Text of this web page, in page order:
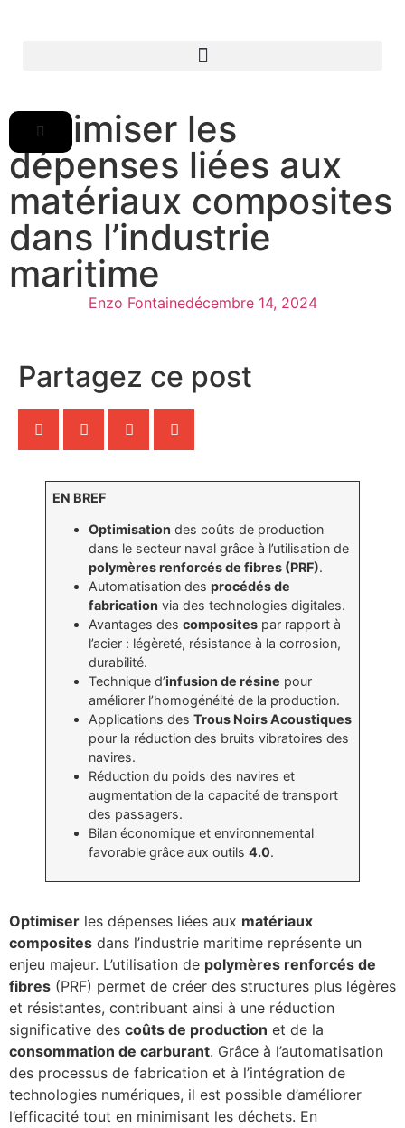
Optimiser les
dépenses liées aux
matériaux composites
dans l’industrie
maritime
Enzo Fontainedécembre 14, 2024
Partagez ce post
EN BREF
Optimisation des coûts de production
dans le secteur naval grâce à l’utilisation de
polymères renforcés de fibres (PRF).
Automatisation desprocédés de
fabrication via des technologies digitales.
Avantages descomposites par rapport à
l’acier : légèreté, résistance à la corrosion,
durabilité.
Technique d’infusion de résine pour
améliorer l’homogénéité de la production.
Applications desTrous Noirs Acoustiques
pour la réduction des bruits vibratoires des
navires.
Réduction du poids des navires et
augmentation de la capacité de transport
des passagers.
Bilan économique et environnemental
favorable grâce aux outils4.0.
Optimiser les dépenses liées aux matériaux
composites dans l’industrie maritime représente un
enjeu majeur. L’utilisation de polymères renforcés de
fibres (PRF) permet de créer des structures plus légères
et résistantes, contribuant ainsi à une réduction
significative des coûts de production et de la
consommation de carburant. Grâce à l’automatisation
des processus de fabrication et à l’intégration de
technologies numériques, il est possible d’améliorer
l’efficacité tout en minimisant les déchets. En